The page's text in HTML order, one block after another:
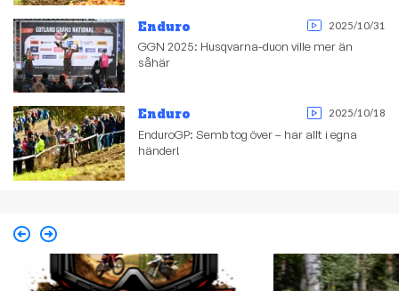
Enduro 2025/10/31
GGN 2025: Husqvarna-duon ville mer än
såhär
Enduro 2025/10/18
EnduroGP: Semb tog över – har allt i egna
händer!